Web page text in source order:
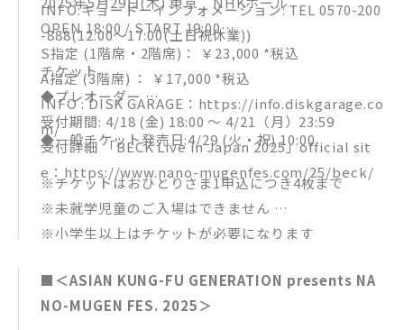
INFO:キョードーインフォメーション: TEL 0570-200
-888(12:00～17:00(土日祝休業))
OPEN 18:00 / START 19:00
S指定 (1階席・2階席)： ￥23,000 *税込
A指定 (3階席) ： ￥17,000 *税込
INFO : DISK GARAGE：https://info.diskgarage.co
m/
チケット
◆プレオーダー
受付期間: 4/18 (金) 18:00 〜 4/21（月）23:59
受付詳細 「BECK Live in Japan 2025」official sit
e：https://www.nano-mugenfes.com/25/beck/
◆一般チケット発売日:4/29 (火・祝) 10:00
※チケットはおひとりさま1申込につき4枚まで
※未就学児童のご入場はできません
※小学生以上はチケットが必要になります
■＜ASIAN KUNG-FU GENERATION presents NA
NO-MUGEN FES. 2025＞